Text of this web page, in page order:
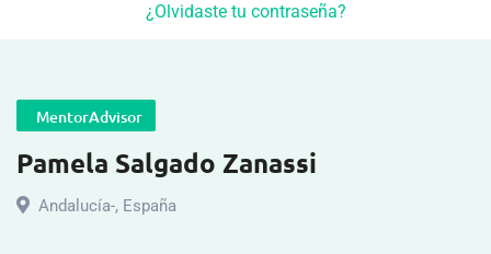
¿Olvidaste tu contraseña?
MentorAdvisor
Pamela Salgado Zanassi
Andalucía-, España